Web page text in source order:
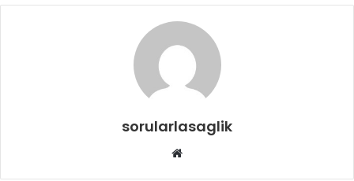
sorularlasaglik
Web